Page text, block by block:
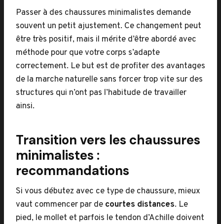
Passer à des chaussures minimalistes demande
souvent un petit ajustement. Ce changement peut
être très positif, mais il mérite d’être abordé avec
méthode pour que votre corps s’adapte
correctement. Le but est de profiter des avantages
de la marche naturelle sans forcer trop vite sur des
structures qui n’ont pas l’habitude de travailler
ainsi.
Transition vers les chaussures
minimalistes :
recommandations
Si vous débutez avec ce type de chaussure, mieux
vaut commencer par de courtes distances. Le
pied, le mollet et parfois le tendon d’Achille doivent